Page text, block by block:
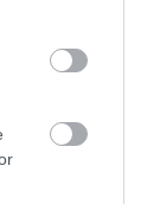
A
feladatlista.